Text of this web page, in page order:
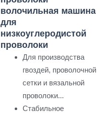
волочильная машина
для
низкоуглеродистой
проволоки
Для производства
гвоздей, проволочной
сетки и вязальной
проволоки...
Стабильное